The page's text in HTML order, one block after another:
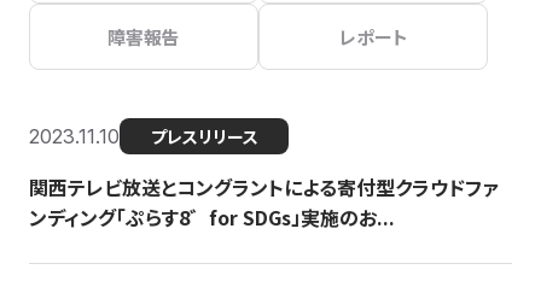
障害報告 レポート
2023.11.10 プレスリリース
関西テレビ放送とコングラントによる寄付型クラウドファ
ンディング「ぷらす8゛for SDGs」実施のお...